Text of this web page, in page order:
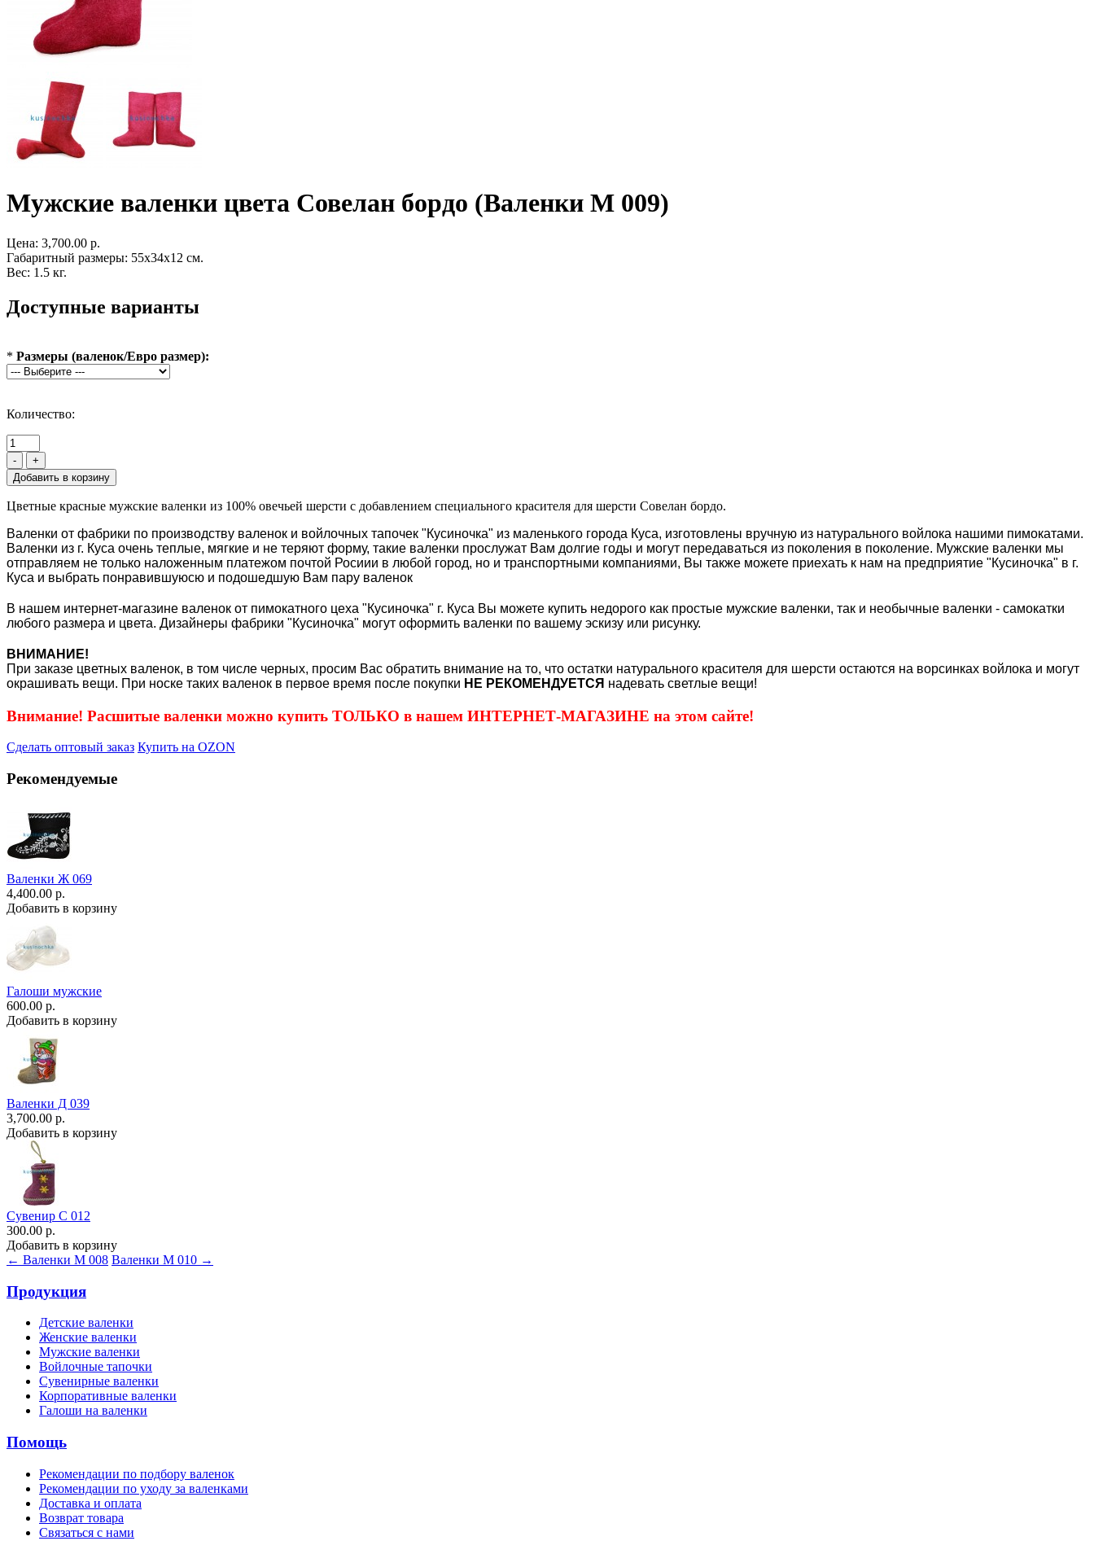
Мужские валенки цвета Совелан бордо (Валенки М 009)
Цена: 3,700.00 р.
Габаритный размеры: 55x34x12 см.
Вес: 1.5 кг.
Доступные варианты
* Размеры (валенок/Евро размер):
Количество:
- +
Цветные красные мужские валенки из 100% овечьей шерсти с добавлением специального красителя для шерсти Совелан бордо.
Валенки от фабрики по производству валенок и войлочных тапочек "Кусиночка" из маленького города Куса, изготовлены вручную из натурального войлока нашими пимокатами.
Валенки из г. Куса очень теплые, мягкие и не теряют форму, такие валенки прослужат Вам долгие годы и могут передаваться из поколения в поколение. Мужские валенки мы
отправляем не только наложенным платежом почтой Росиии в любой город, но и транспортными компаниями, Вы также можете приехать к нам на предприятие "Кусиночка" в г.
Куса и выбрать понравившуюсю и подошедшую Вам пару валенок
В нашем интернет-магазине валенок от пимокатного цеха "Кусиночка" г. Куса Вы можете купить недорого как простые мужские валенки, так и необычные валенки - самокатки
любого размера и цвета. Дизайнеры фабрики "Кусиночка" могут оформить валенки по вашему эскизу или рисунку.
ВНИМАНИЕ!
При заказе цветных валенок, в том числе черных, просим Вас обратить внимание на то, что остатки натурального красителя для шерсти остаются на ворсинках войлока и могут
окрашивать вещи. При носке таких валенок в первое время после покупки НЕ РЕКОМЕНДУЕТСЯ надевать светлые вещи!
Внимание! Расшитые валенки можно купить ТОЛЬКО в нашем ИНТЕРНЕТ-МАГАЗИНЕ на этом сайте!
Сделать оптовый заказ Купить на OZON
Рекомендуемые
Валенки Ж 069
4,400.00 р.
Добавить в корзину
Галоши мужские
600.00 р.
Добавить в корзину
Валенки Д 039
3,700.00 р.
Добавить в корзину
Сувенир С 012
300.00 р.
Добавить в корзину
← Валенки М 008 Валенки М 010 →
Продукция
Детские валенки
Женские валенки
Мужские валенки
Войлочные тапочки
Сувенирные валенки
Корпоративные валенки
Галоши на валенки
Помощь
Рекомендации по подбору валенок
Рекомендации по уходу за валенками
Доставка и оплата
Возврат товара
Связаться с нами